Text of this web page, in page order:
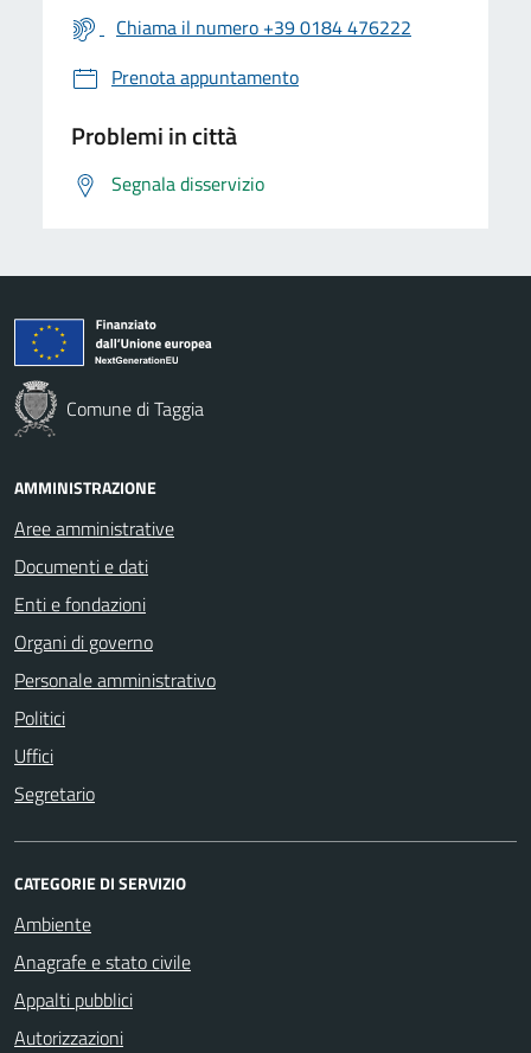
Chiama il numero +39 0184 476222
Prenota appuntamento
Problemi in città
Segnala disservizio
Comune di Taggia
AMMINISTRAZIONE
Aree amministrative
Documenti e dati
Enti e fondazioni
Organi di governo
Personale amministrativo
Politici
Uffici
Segretario
CATEGORIE DI SERVIZIO
Ambiente
Anagrafe e stato civile
Appalti pubblici
Autorizzazioni